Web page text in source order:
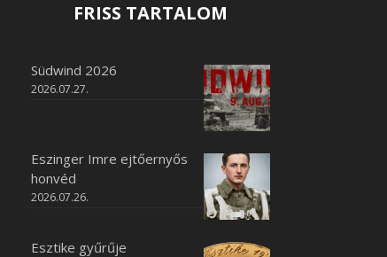
FRISS TARTALOM
Südwind 2026
2026.07.27.
Eszinger Imre ejtőernyős
honvéd
2026.07.26.
Esztike gyűrűje